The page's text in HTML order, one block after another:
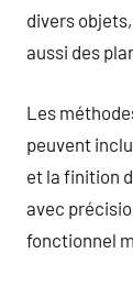
divers
aussi des
Les
peuvent
et la finition
avec
fonctionnel